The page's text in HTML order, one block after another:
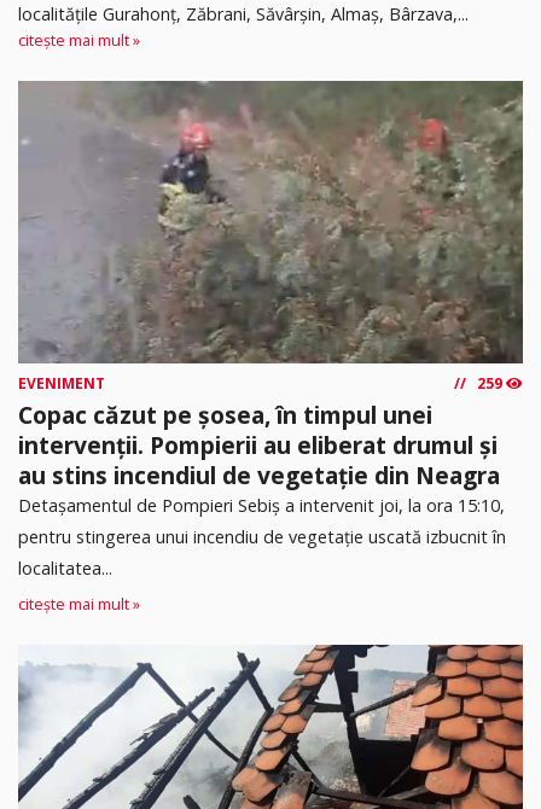
localitățile Gurahonț, Zăbrani, Săvârșin, Almaș, Bârzava,...
citește mai mult »
EVENIMENT 259
Copac căzut pe șosea, în timpul unei
intervenții. Pompierii au eliberat drumul și
au stins incendiul de vegetație din Neagra
Detașamentul de Pompieri Sebiș a intervenit joi, la ora 15:10,
pentru stingerea unui incendiu de vegetație uscată izbucnit în
localitatea...
citește mai mult »